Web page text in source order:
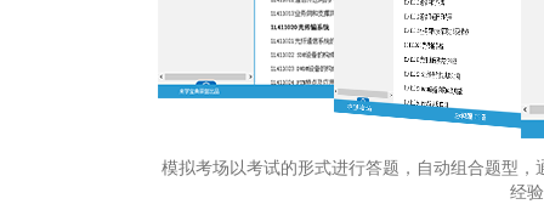
模拟考场以考试的形式进行答题，自动组合题型
经